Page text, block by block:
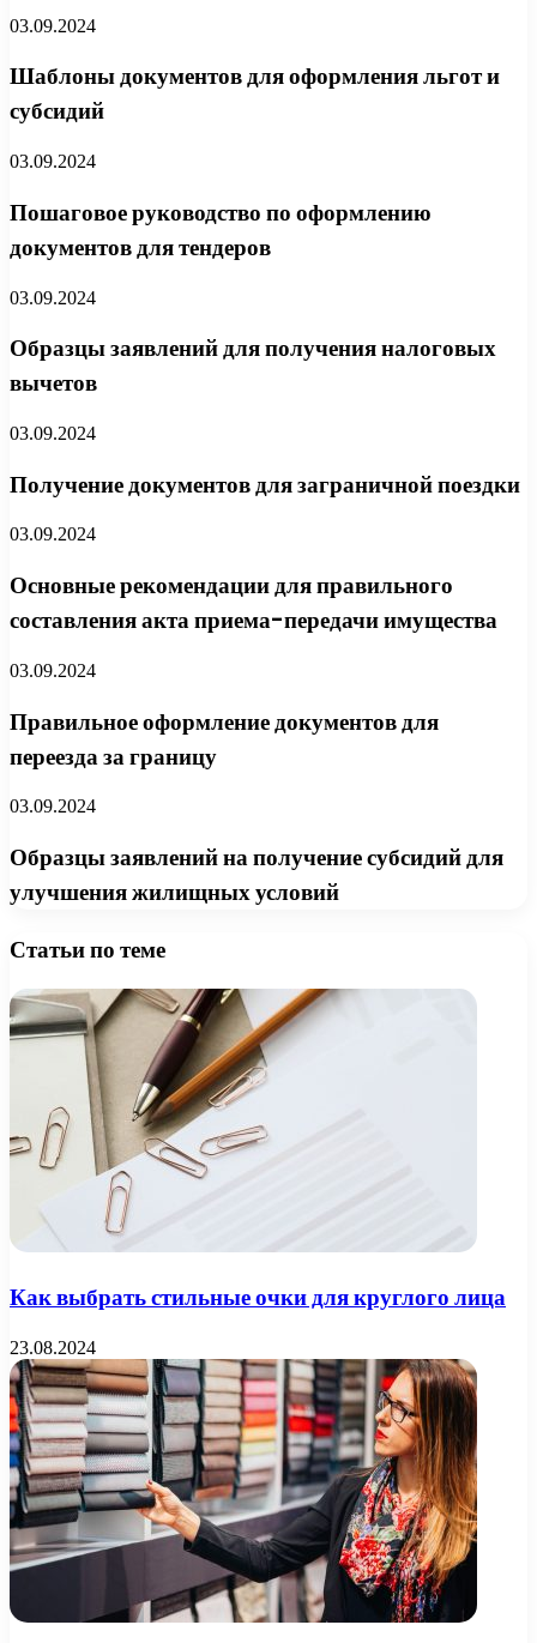
03.09.2024
Шаблоны документов для оформления льгот и
субсидий
03.09.2024
Пошаговое руководство по оформлению
документов для тендеров
03.09.2024
Образцы заявлений для получения налоговых
вычетов
03.09.2024
Получение документов для заграничной поездки
03.09.2024
Основные рекомендации для правильного
составления акта приема-передачи имущества
03.09.2024
Правильное оформление документов для
переезда за границу
03.09.2024
Образцы заявлений на получение субсидий для
улучшения жилищных условий
Статьи по теме
Как выбрать стильные очки для круглого лица
23.08.2024